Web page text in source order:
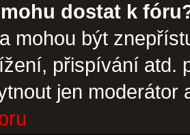
dostat k
mohou být
přispívání atd.
jen moderátor